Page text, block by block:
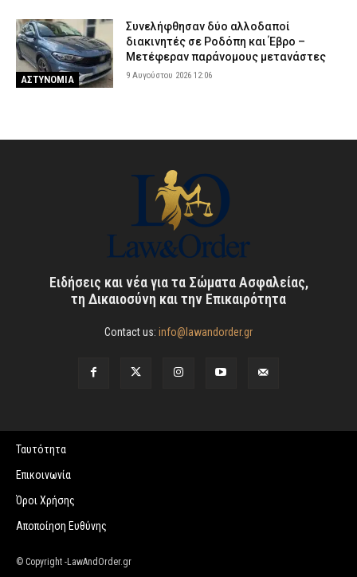
ΑΣΤΥΝΟΜΙΑ
Συνελήφθησαν δύο αλλοδαποί
διακινητές σε Ροδόπη και Έβρο –
Μετέφεραν παράνομους μετανάστες
9 Αυγούστου 2026 12:06
Ειδήσεις και νέα για τα Σώματα Ασφαλείας,
τη Δικαιοσύνη και την Επικαιρότητα
Contact us: info@lawandorder.gr
Ταυτότητα
Επικοινωνία
Όροι Χρήσης
Αποποίηση Ευθύνης
© Copyright -LawAndOrder.gr